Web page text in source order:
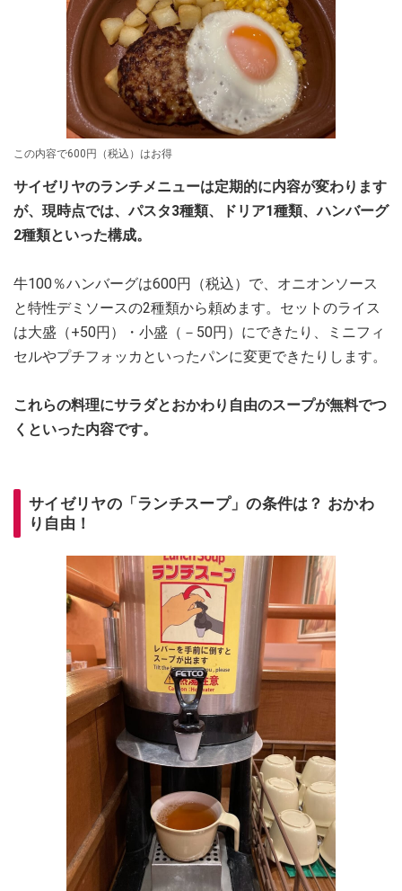
この内容で600円（税込）はお得
サイゼリヤのランチメニューは定期的に内容が変わります
が、現時点では、パスタ3種類、ドリア1種類、ハンバーグ
2種類といった構成。
牛100％ハンバーグは600円（税込）で、オニオンソース
と特性デミソースの2種類から頼めます。セットのライス
は大盛（+50円）・小盛（－50円）にできたり、ミニフィ
セルやプチフォッカといったパンに変更できたりします。
これらの料理にサラダとおかわり自由のスープが無料でつ
くといった内容です。
サイゼリヤの「ランチスープ」の条件は？ おかわ
り自由！